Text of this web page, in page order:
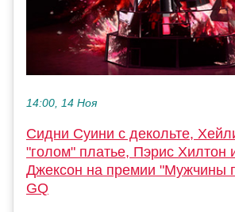
14:00, 14 Ноя
Сидни Суини с декольте,
"голом" платье, Пэрис Хилтон
Джексон на премии "Мужчины
GQ